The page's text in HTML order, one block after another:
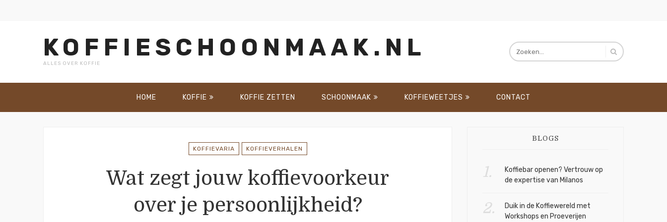
KOFFIESCHOONMAAK.NL
ALLES OVER KOFFIE
HOME KOFFIE KOFFIE ZETTEN SCHOONMAAK KOFFIEWEETJES CONTACT
KOFFIEVARIA KOFFIEVERHALEN
Wat zegt jouw koffievoorkeur
over je persoonlijkheid?
BLOGS
Koffiebar openen? Vertrouw op
de expertise van Milanos
Duik in de Koffiewereld met
Workshops en Proeverijen